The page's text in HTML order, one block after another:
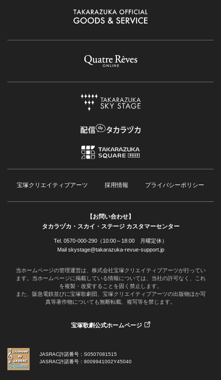
宝塚クリエイティブアーツ 採用情報 プライバシーポリシー
【お問い合わせ】
タカラヅカ・スカイ・ステージ カスタマーセンター
Tel. 0570-000-290（10:00～18:00 月曜定休）
Mail skystage@takarazuka-revue-support.jp
当ホームページの管理運営は、株式会社宝塚クリエイティブアーツが行ってい
ます。当ホームページに掲載している情報については、当社の許可なく、これ
を複製・改変することを固く禁止します。
また、阪急電鉄並びに宝塚歌劇団、宝塚クリエイティブアーツの出版物ほか写
真等著作物についても無断転載、複写等を禁じます。
宝塚歌劇公式ホームページ
JASRAC許諾番号：S0507081515
JASRAC許諾番号：9009941002Y45040